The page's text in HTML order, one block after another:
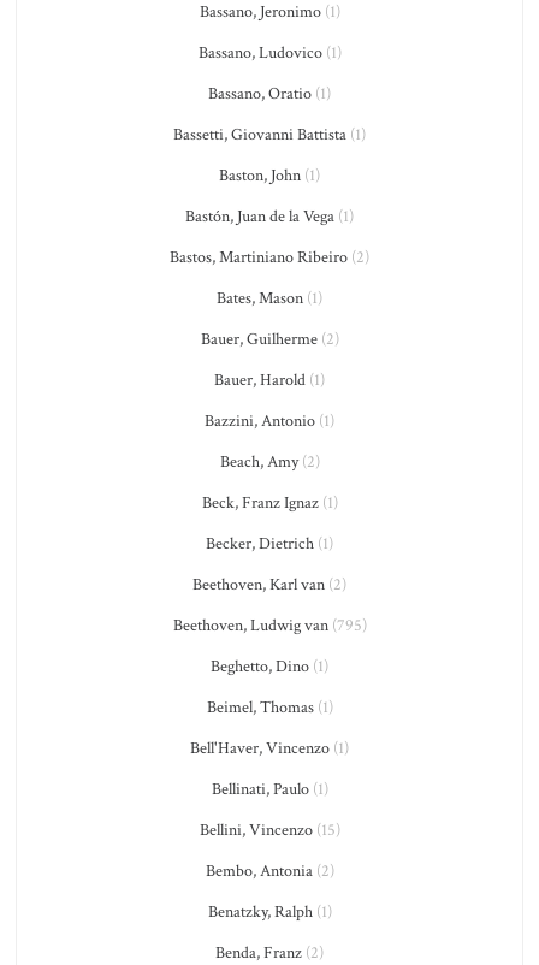
Bassano, Jeronimo(1)
Bassano, Ludovico(1)
Bassano, Oratio (1)
Bassetti, Giovanni Battista (1)
Baston, John (1)
Bastón, Juan de la Vega (1)
Bastos, Martiniano Ribeiro (2)
Bates, Mason (1)
Bauer, Guilherme(2)
Bauer, Harold (1)
Bazzini, Antonio (1)
Beach, Amy(2)
Beck, Franz Ignaz(1)
Becker, Dietrich (1)
Beethoven, Karl van (2)
Beethoven, Ludwig van(795)
Beghetto, Dino (1)
Beimel, Thomas(1)
Bell'Haver, Vincenzo (1)
Bellinati, Paulo(1)
Bellini, Vincenzo(15)
Bembo, Antonia(2)
Benatzky, Ralph(1)
Benda, Franz (2)